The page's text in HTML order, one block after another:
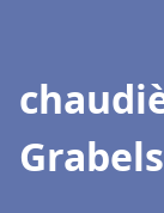
Grabels